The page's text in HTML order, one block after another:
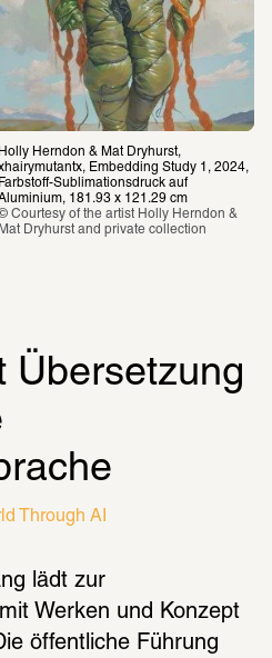
Holly Herndon & Mat Dryhurst,
Embedding Study 1, 2024,
Farbstoff-Sublimationsdruck auf
181.93 x 121.29 cm
Courtesy of the artist Holly Herndon &
Mat Dryhurst and private collection
Übersetzung
Through AI
lädt zur
Werken und Konzept
öffentliche Führung